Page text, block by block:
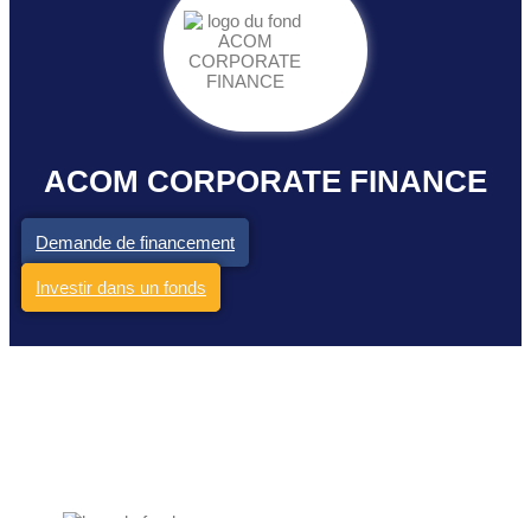
ACOM CORPORATE FINANCE
Demande de financement
Investir dans un fonds